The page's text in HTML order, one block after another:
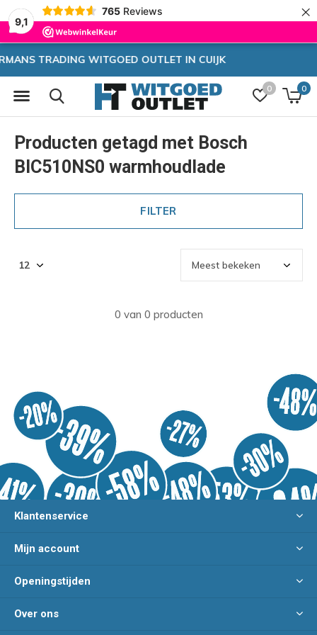
9,1
765 Reviews ×
0 0
Zeer hoge korting
Producten getagd met Bosch
BIC510NS0 warmhoudlade
FILTER
0 van 0 producten
Klantenservice
Mijn account
Openingstijden
Over ons